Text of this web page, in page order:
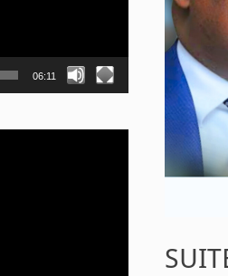
06:11